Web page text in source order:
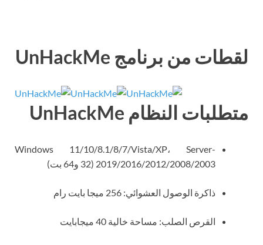
لقطات من برنامج UnHackMe
متطلبات النظام UnHackMe
Windows 11/10/8.1/8/7/Vista/XP، Server-
2019/2016/2012/2008/2003 (32 و64 بت)
ذاكرة الوصول العشوائي: 256 ميجا بايت رام
القرص الصلب: مساحة خالية 40 ميجابايت